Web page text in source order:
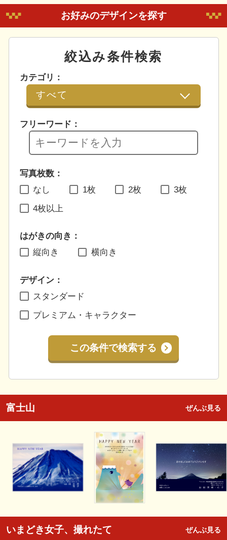
お好みのデザインを探す
絞込み条件検索
カテゴリ：
フリーワード：
写真枚数：
なし
1枚 2枚 3枚
4枚以上
はがきの向き：
縦向き
横向き
デザイン：
スタンダード
プレミアム・キャラクター
この条件で検索する
富士山 ぜんぶ見る
いまどき女子、撮れたて ぜんぶ見る